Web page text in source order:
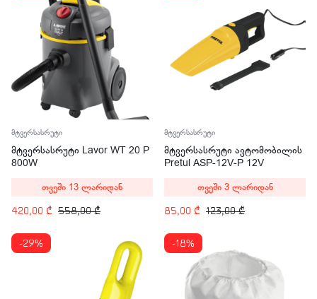
მტვერსასრუტი
მტვერსასრუტი Lavor WT 20 P
800W
558,00₾
420,00 ₾
თვეში 13 ლარიდან
მტვერსასრუტი
მტვერსასრუტი ავტომობილის
Pretul ASP-12V-P 12V
123,00₾
85,00 ₾
თვეში 3 ლარიდან
-29% -18%